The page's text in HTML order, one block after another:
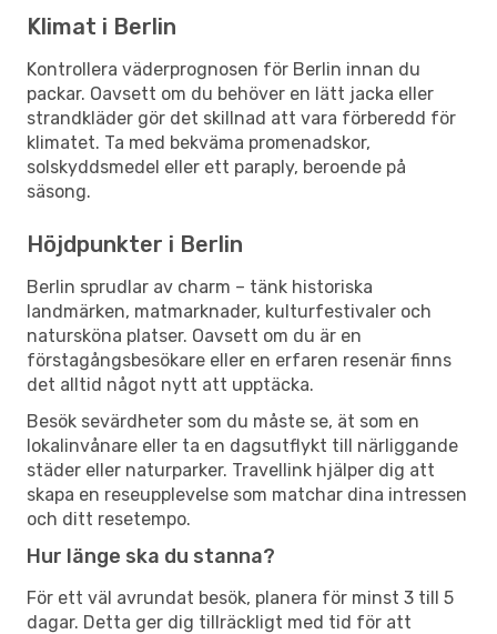
Klimat i Berlin
Kontrollera väderprognosen för Berlin innan du
packar. Oavsett om du behöver en lätt jacka eller
strandkläder gör det skillnad att vara förberedd för
klimatet. Ta med bekväma promenadskor,
solskyddsmedel eller ett paraply, beroende på
säsong.
Höjdpunkter i Berlin
Berlin sprudlar av charm – tänk historiska
landmärken, matmarknader, kulturfestivaler och
natursköna platser. Oavsett om du är en
förstagångsbesökare eller en erfaren resenär finns
det alltid något nytt att upptäcka.
Besök sevärdheter som du måste se, ät som en
lokalinvånare eller ta en dagsutflykt till närliggande
städer eller naturparker. Travellink hjälper dig att
skapa en reseupplevelse som matchar dina intressen
och ditt resetempo.
Hur länge ska du stanna?
För ett väl avrundat besök, planera för minst 3 till 5
dagar. Detta ger dig tillräckligt med tid för att